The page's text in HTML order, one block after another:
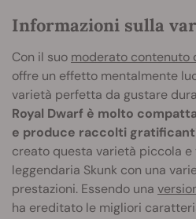
Informazioni sulla
Con il suo moderato contenuto
offre un effetto mentalmente
varietà perfetta da gustare
Royal Dwarf è molto
e produce raccolti
creato questa varietà piccola
leggendaria Skunk con una
prestazioni. Essendo una
ha ereditato le migliori